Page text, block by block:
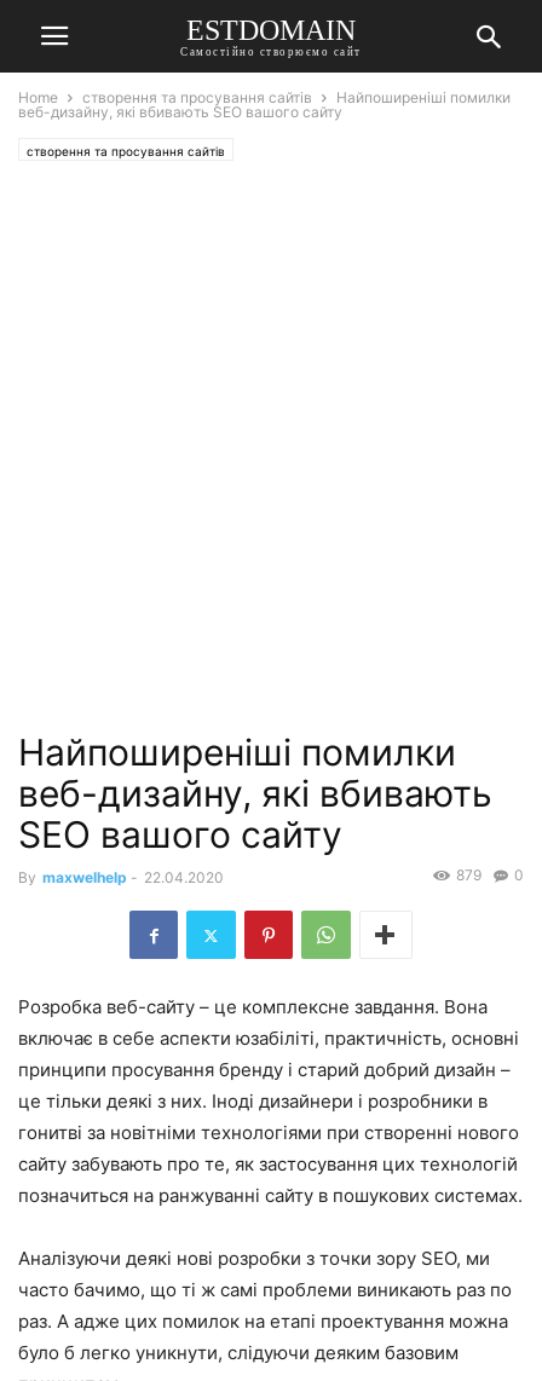
ESTDOMAIN
Самостійно створюємо сайт
Home створення та просування сайтів
Найпоширеніші помилки
веб-дизайну, які вбивають SEO вашого сайту
створення та просування сайтів
Найпоширеніші помилки
веб-дизайну, які вбивають
SEO вашого сайту
By maxwelhelp - 22.04.2020 0
879
Розробка веб-сайту – це комплексне завдання. Вона
включає в себе аспекти юзабіліті, практичність, основні
принципи просування бренду і старий добрий дизайн –
це тільки деякі з них. Іноді дизайнери і розробники в
гонитві за новітніми технологіями при створенні нового
сайту забувають про те, як застосування цих технологій
позначиться на ранжуванні сайту в пошукових системах.
Аналізуючи деякі нові розробки з точки зору SEO, ми
часто бачимо, що ті ж самі проблеми виникають раз по
раз. А адже цих помилок на етапі проектування можна
було б легко уникнути, слідуючи деяким базовим